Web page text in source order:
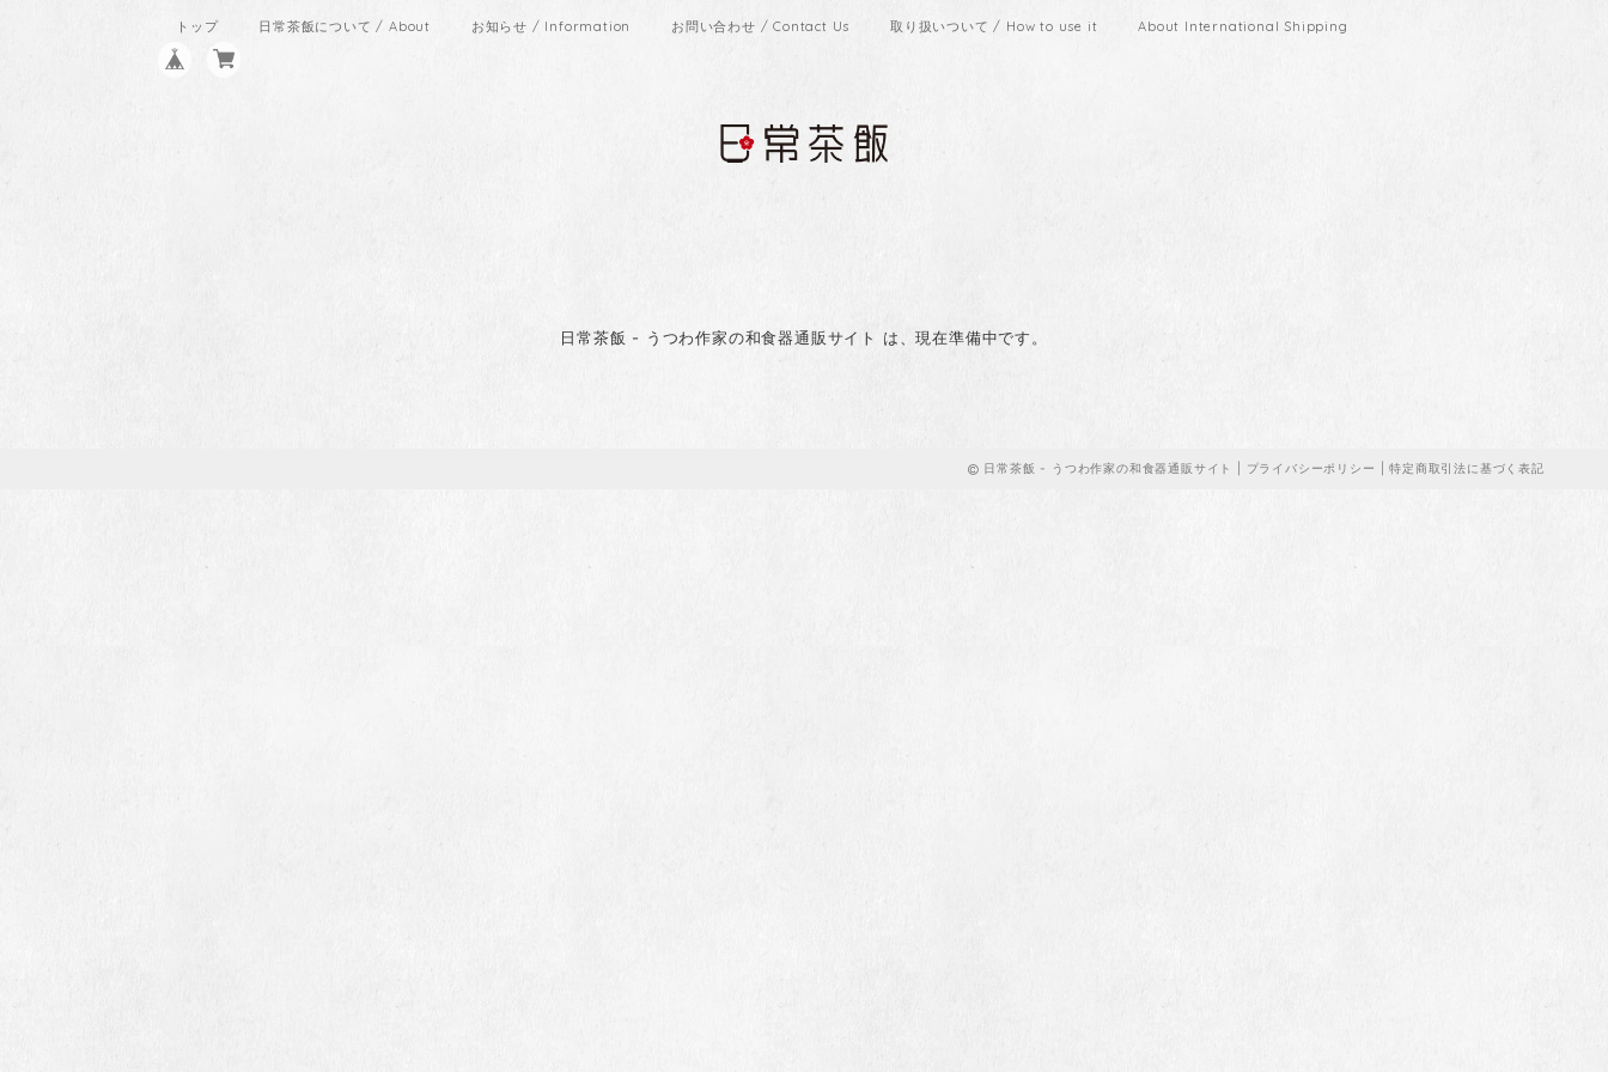
トップ 日常茶飯について / About お知らせ / Information お問い合わせ / Contact Us 取り扱いついて / How to use it About International Shipping
日常茶飯 - うつわ作家の和食器通販サイト は、現在準備中です。
日常茶飯 - うつわ作家の和食器通販サイト | プライバシーポリシー |特定商取引法に基づく表記